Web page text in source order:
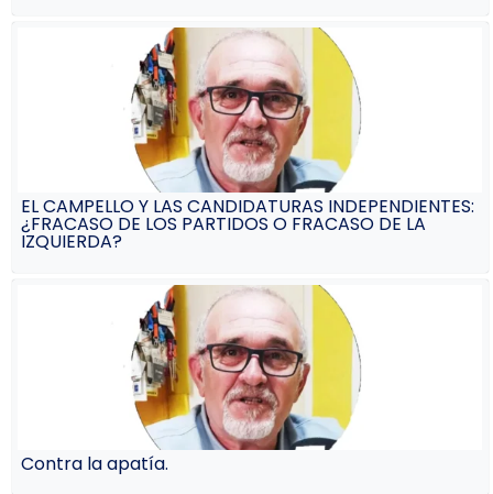
EL CAMPELLO Y LAS CANDIDATURAS INDEPENDIENTES:
¿FRACASO DE LOS PARTIDOS O FRACASO DE LA
IZQUIERDA?
Contra la apatía.